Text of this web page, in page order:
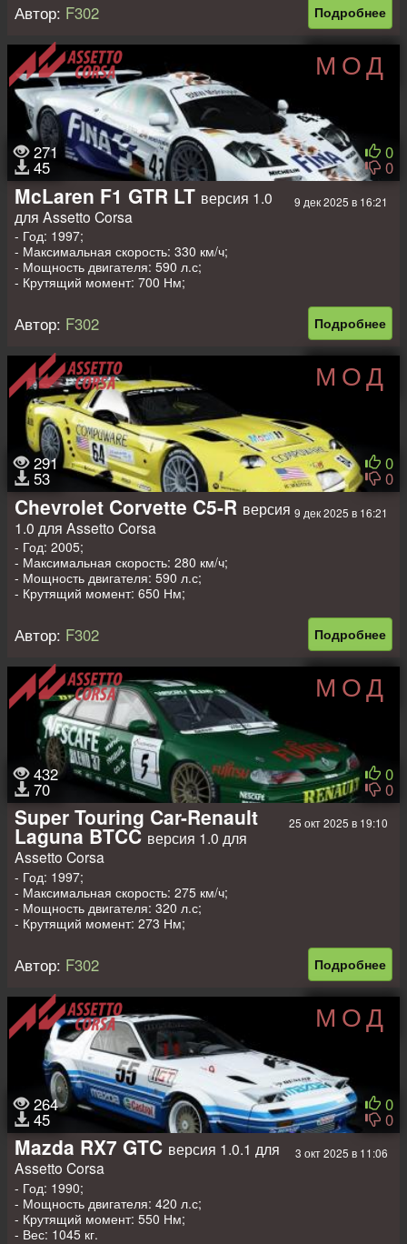
Подробнее
Автор: F302
МОД
271
45
0
0
9 дек 2025 в 16:21
McLaren F1 GTR LT версия 1.0
для Assetto Corsa
- Год: 1997;
- Максимальная скорость: 330 км/ч;
- Мощность двигателя: 590 л.с;
- Крутящий момент: 700 Нм;
Подробнее
Автор: F302
МОД
291
53
0
0
9 дек 2025 в 16:21
Chevrolet Corvette C5-R версия
1.0 для Assetto Corsa
- Год: 2005;
- Максимальная скорость: 280 км/ч;
- Мощность двигателя: 590 л.с;
- Крутящий момент: 650 Нм;
Подробнее
Автор: F302
МОД
432
70
0
0
25 окт 2025 в 19:10
Super Touring Car-Renault
Laguna BTCC версия 1.0 для
Assetto Corsa
- Год: 1997;
- Максимальная скорость: 275 км/ч;
- Мощность двигателя: 320 л.с;
- Крутящий момент: 273 Нм;
Подробнее
Автор: F302
МОД
264
45
0
0
3 окт 2025 в 11:06
Mazda RX7 GTC версия 1.0.1 для
Assetto Corsa
- Год: 1990;
- Мощность двигателя: 420 л.с;
- Крутящий момент: 550 Нм;
- Вес: 1045 кг.